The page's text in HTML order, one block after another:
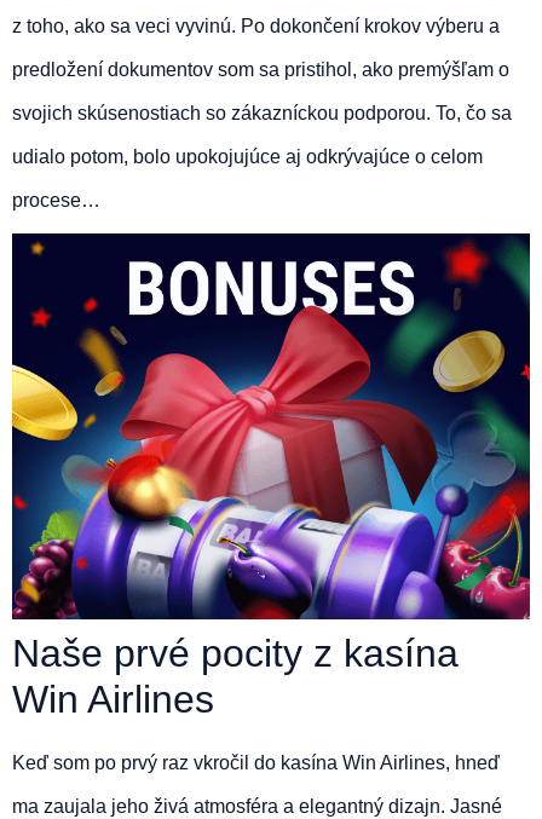
z toho, ako sa veci vyvinú. Po dokončení krokov výberu a
predložení dokumentov som sa pristihol, ako premýšľam o
svojich skúsenostiach so zákazníckou podporou. To, čo sa
udialo potom, bolo upokojujúce aj odkrývajúce o celom
procese…
Naše prvé pocity z kasína
Win Airlines
Keď som po prvý raz vkročil do kasína Win Airlines, hneď
ma zaujala jeho živá atmosféra a elegantný dizajn. Jasné